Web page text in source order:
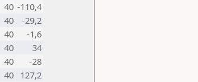
40 -110,4
40
-29,2
40
-1,6
40
34
40
-28
40 127,2